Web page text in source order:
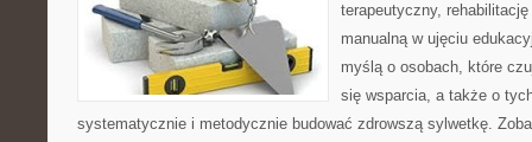
terapeutyczny,
manualną w ujęciu
myślą o osobach, które
się wsparcia, a także o
systematycznie i metodycznie budować zdrowszą sylwetkę.